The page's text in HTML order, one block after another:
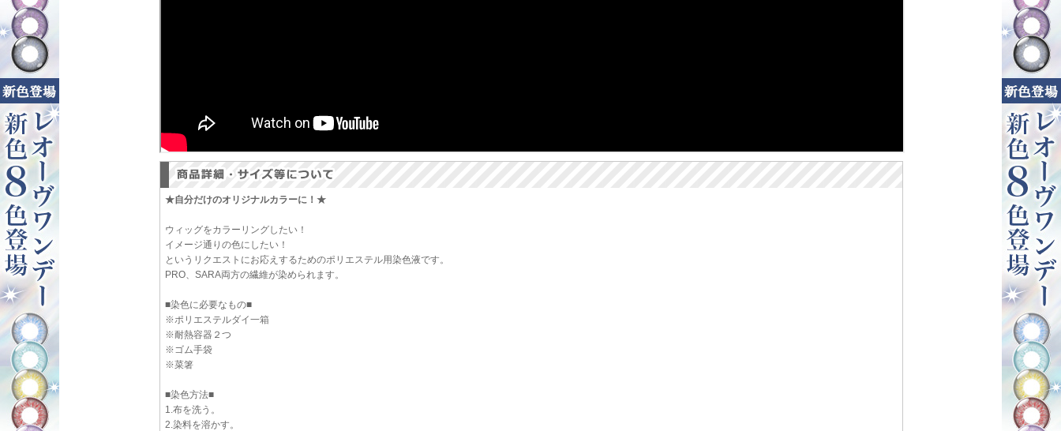
★自分だけのオリジナルカラーに！★
ウィッグをカラーリングしたい！
イメージ通りの色にしたい！
というリクエストにお応えするためのポリエステル用染色液です。
PRO、SARA両方の繊維が染められます。
■染色に必要なもの■
※ポリエステルダイ一箱
※耐熱容器２つ
※ゴム手袋
※菜箸
■染色方法■
1.布を洗う。
2.染料を溶かす。